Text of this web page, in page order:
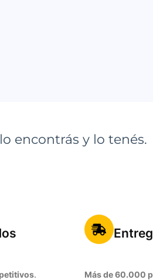
encontrás y lo tenés.
.
Más de 60.000